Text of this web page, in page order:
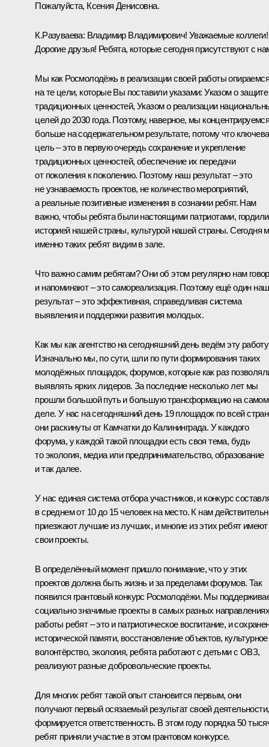
Пожалуйста, Ксения Денисовна.
К.Разуваева: Владимир Владимирович! Уважаемые коллеги!
Дорогие друзья! Ребята, которые сегодня присутствуют с
Мы как Росмолодёжь в реализации своей работы опираемся
на те цели, которые Вы поставили указами: Указом о защите
традиционных ценностей, Указом о реализации
целей до 2030 года. Поэтому, наверное, мы
больше на содержательном результате, потому что
цель – это в первую очередь сохранение и укрепление
традиционных ценностей, обеспечение их передачи
от поколения к поколению. Поэтому наш результат – это
не узнаваемость проектов, не количество мероприятий,
а реальные позитивные изменения в сознании ребят. Нам
важно, чтобы ребята были настоящими патриотами,
историей нашей страны, культурой нашей страны. Сегодня
именно таких ребят видим в зале.
Что важно самим ребятам? Они об этом регулярно нам
и напоминают – это самореализация. Поэтому ещё один наш
результат – это эффективная, справедливая система
выявления и поддержки развития молодых.
Как мы как агентство на сегодняшний день ведём эту
Изначально мы, по сути, шли по пути формирования таких
молодёжных площадок, форумов, которые как раз
выявлять ярких лидеров. За последние несколько лет мы
прошли большой путь и большую трансформацию на самом
деле. У нас на сегодняшний день 19 площадок по всей
они раскинуты от Камчатки до Калининграда. У каждого
форума, у каждой такой площадки есть своя тема, будь
то экология, медиа или предпринимательство, образование
и так далее.
У нас единая система отбора участников, и конкурс
в среднем от 10 до 15 человек на место. К нам
приезжают лучшие из лучших, и многие из этих ребят имеют
свои проекты.
В определённый момент пришло понимание, что у этих
проектов должна быть жизнь и за пределами форумов. Так
появился грантовый конкурс Росмолодёжи. Мы
социально значимые проекты в самых разных направлениях
работы ребят – это и патриотическое воспитание, и
исторической памяти, восстановление объектов, культурное
волонтёрство, экология, ребята работают с детьми с ОВЗ,
реализуют разные добровольческие проекты.
Для многих ребят такой опыт становится первым, они
получают первый осязаемый результат своей деятельности,
формируется ответственность. В этом году порядка 50
ребят приняли участие в этом грантовом конкурсе.